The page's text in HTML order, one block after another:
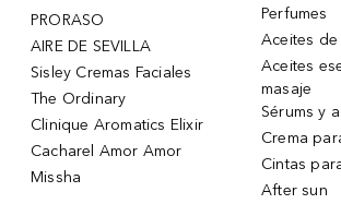
PRORASO
AIRE DE SEVILLA
Sisley Cremas Faciales
The Ordinary
Clinique Aromatics Elixir
Cacharel Amor Amor
Missha
Perfumes
Aceites de
Aceites
masaje
Sérums y
Crema
Cintas
After sun